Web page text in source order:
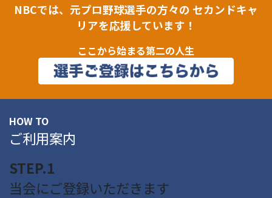
NBCでは、元プロ野球選手の方々の セカンドキャ
リアを応援しています！
ここから始まる第二の人生
HOW TO
ご利用案内
STEP.1
当会にご登録いただきます